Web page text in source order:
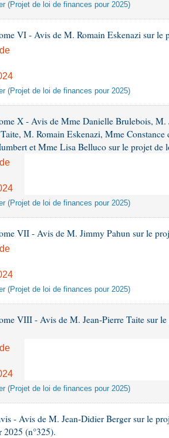
(Projet de loi de finances pour 2025)
VI - Avis de M. Romain Eskenazi sur le
(Projet de loi de finances pour 2025)
X - Avis de Mme Danielle Brulebois,
M. Romain Eskenazi, Mme
et Mme Lisa Belluco sur le projet de
(Projet de loi de finances pour 2025)
VII - Avis de M. Jimmy Pahun sur le
(Projet de loi de finances pour 2025)
VIII - Avis de M. Jean-Pierre Taite sur
(Projet de loi de finances pour 2025)
- Avis de M. Jean-Didier Berger sur le
2025 (n°325).